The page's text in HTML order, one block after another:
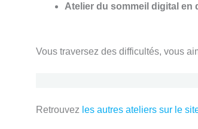
Atelier du sommeil digital en
Vous traversez des difficultés, vous
Retrouvez les autres ateliers sur le